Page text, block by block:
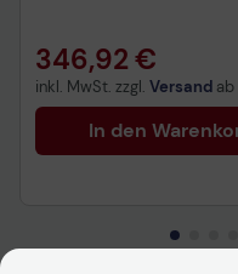
346,92 €
inkl. MwSt. zzgl. Versand ab
In den